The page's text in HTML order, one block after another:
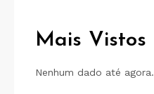
Mais Vistos
Nenhum dado até agora.